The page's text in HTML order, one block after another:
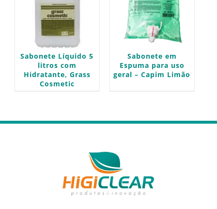
Sabonete Líquido 5
litros com
Hidratante, Grass
Cosmetic
Sabonete em
Espuma para uso
geral – Capim Limão